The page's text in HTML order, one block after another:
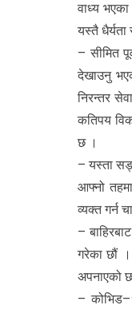
वाध्य
यस्तै धैर्यता
– सीमित
देखाउनु
निरन्तर
कतिपय
छ ।
– यस्ता
आफ्नो
व्यक्त गर्न
–
गरेका छौं
अपनाएको
–